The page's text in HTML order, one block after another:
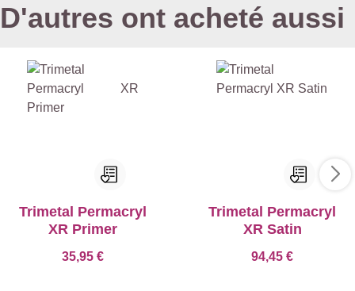
D'autres ont acheté aussi
Trimetal Permacryl
XR Primer
35,95 €
Trimetal Permacryl
XR Satin
94,45 €